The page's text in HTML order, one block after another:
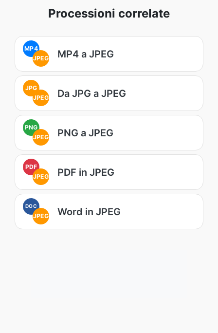
Processioni correlate
MP4
JPEG
MP4 a JPEG
JPG
JPEG
Da JPG a JPEG
PNG
JPEG
PNG a JPEG
PDF
JPEG
PDF in JPEG
DOC
JPEG Word in JPEG